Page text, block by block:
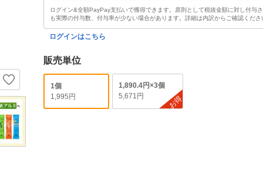
ログイン&全額PayPay支払いで獲得できます。原則として税抜金額に対し付与
も実際の付与数、付与率が少ない場合があります。詳細は内訳からご確認くださ
ログインはこちら
販売単位
1個
1,995円
1,890.4円×3個
5,671円
お得